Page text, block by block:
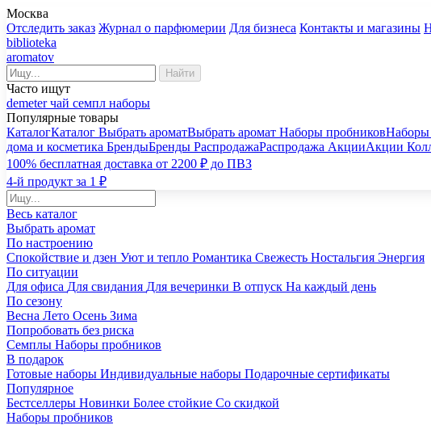
Москва
Отследить заказ Журнал о парфюмерии Для бизнеса Контакты и магазины
biblioteka
aromatov
Найти
Часто ищут
demeterчай семпл наборы
Популярные товары
КаталогКаталог Выбрать ароматВыбрать аромат Наборы пробниковНаборы
дома и косметика БрендыБренды РаспродажаРаспродажа АкцииАкции
100% бесплатная доставка от 2200 ₽ до ПВЗ
4-й продукт за 1 ₽
Весь каталог
Выбрать аромат
По настроению
Спокойствие и дзен Уют и тепло Романтика Свежесть Ностальгия Энергия
По ситуации
Для офиса Для свидания Для вечеринки В отпуск На каждый день
По сезону
Весна Лето Осень Зима
Попробовать без риска
Семплы Наборы пробников
В подарок
Готовые наборы Индивидуальные наборы Подарочные сертификаты
Популярное
Бестселлеры Новинки Более стойкие Со скидкой
Наборы пробников